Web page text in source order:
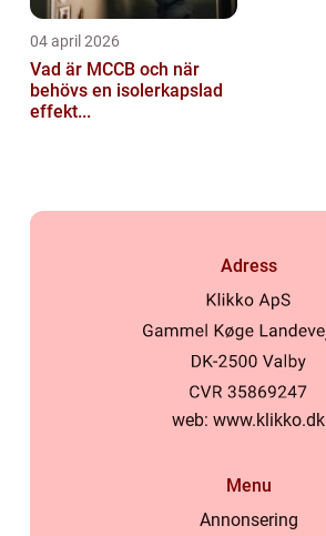
04 april 2026
Vad är MCCB och när
behövs en isolerkapslad
effekt...
Adress
web: www.klikko.dk
Menu
Annonsering